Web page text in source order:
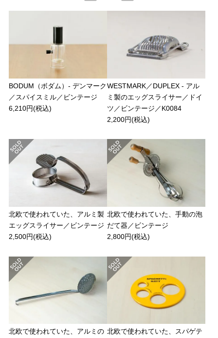
BODUM（ボダム）- デンマーク
／スパイスミル／ビンテージ
6,210円(税込)
WESTMARK／DUPLEX - アル
ミ製のエッグスライサー／ドイ
ツ／ビンテージ／K0084
2,200円(税込)
北欧で使われていた、アルミ製
エッグスライサー／ビンテージ
2,500円(税込)
北欧で使われていた、手動の泡
だて器／ビンテージ
2,800円(税込)
北欧で使われていた、アルミの 北欧で使われていた、スパゲテ